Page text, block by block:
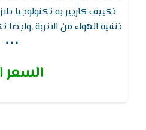
تكييف كاريير به تكنولوجيا
تنقية الهواء من الاتربة
يتميز بوظيفة التنظيف ...
السعر